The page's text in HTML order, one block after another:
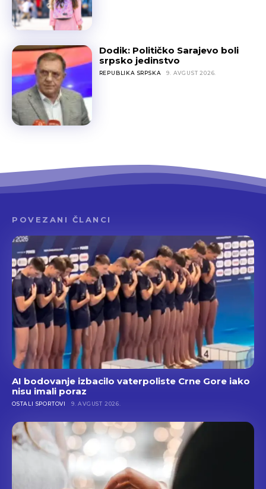
Dodik: Političko Sarajevo boli
srpsko jedinstvo
REPUBLIKA SRPSKA 9. AVGUST 2026.
POVEZANI ČLANCI
AI bodovanje izbacilo vaterpoliste Crne Gore iako
nisu imali poraz
OSTALI SPORTOVI 9. AVGUST 2026.